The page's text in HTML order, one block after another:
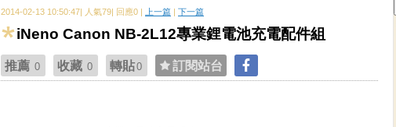
2014-02-13 10:50:47| 人氣79| 回應0 | 上一篇 | 下一篇
iNeno Canon NB-2L12專業鋰電池充電配件組
推薦 0 收藏 0 轉貼0 訂閱站台